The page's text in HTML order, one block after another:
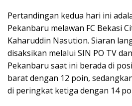
Pertandingan kedua hari ini
Pekanbaru melawan FC Bekasi
Kaharuddin Nasution. Siaran
disaksikan melalui SIN PO TV
Pekanbaru saat ini berada di
barat dengan 12 poin,
di peringkat ketiga dengan 14